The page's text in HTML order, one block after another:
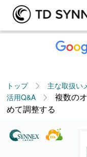
トップ 主な取扱い
活用Q&A
複数の
めて調整する